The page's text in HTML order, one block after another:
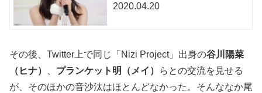
2020.04.20
その後、Twitter上で同じ「Nizi Project」出身の谷川陽菜
（ヒナ）
プランケット明（メイ）
らとの交流を見せる
が、そのほかの音沙汰はほとんどなかった。そんななか尾